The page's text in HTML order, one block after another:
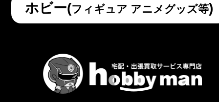
ホビー(フィギュア アニメグッズ等)